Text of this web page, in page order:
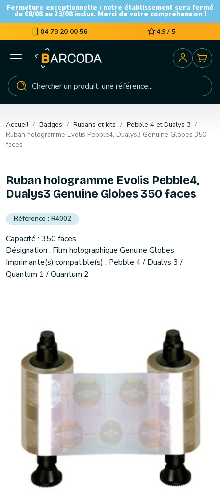
Fermeture exceptionnelle : notre établissement sera fermé
du 08/08 au 23/08 inclus. Merci de votre compréhension !
04 78 20 00 56 4,9 / 5
Accueil Badges Rubans et kits
Pebble 4 et Dualys 3
Ruban hologramme Evolis Pebble4, Dualys3 Genuine Globes 350
faces
Ruban hologramme Evolis Pebble4,
Dualys3 Genuine Globes 350 faces
R4002
Capacité : 350 faces
Désignation : Film holographique Genuine Globes
Imprimante(s) compatible(s) : Pebble 4 / Dualys 3 /
Quantum 1 / Quantum 2